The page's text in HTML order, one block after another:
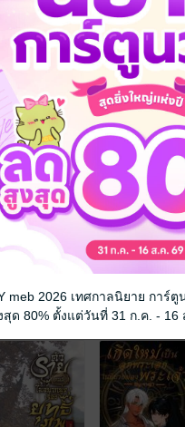
meb 2026 เทศกาลนิยาย การ์
ด 80% ตั้งแต่วันที่ 31 ก.ค. - 16